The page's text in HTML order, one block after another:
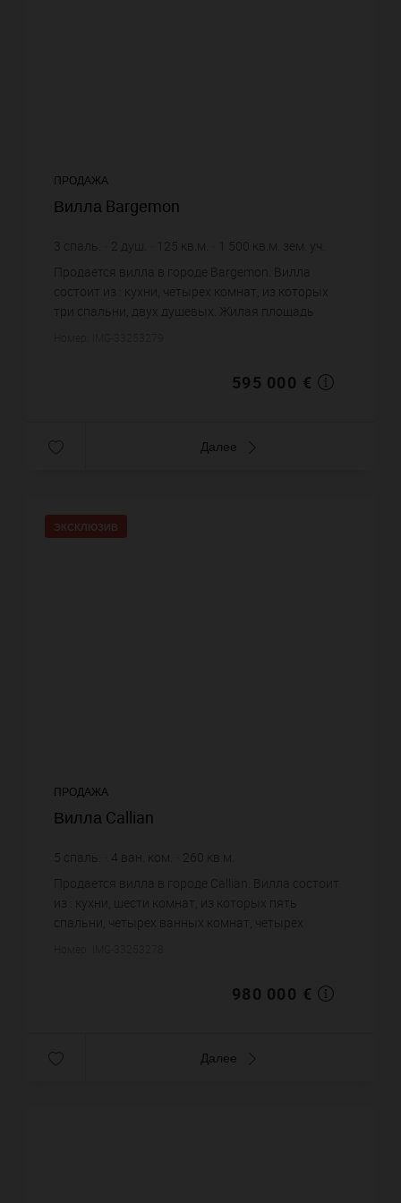
ПРОДАЖА
Вилла Bargemon
3 спаль. 2 душ. 125 кв.м. 1 500 кв.м. зем. уч.
Продается вилла в городе Bargemon. Вилла
состоит из : кухни, четырех комнат, из которых
три спальни, двух душевых. Жилая площадь
595 000 €
Далее
ЭКСКЛЮЗИВ
ПРОДАЖА
Вилла Callian
5 спаль. 4 ван. ком. 260 кв.м.
3 769,23 € цена за кв.м.
Продается вилла в городе Callian. Вилла состоит
из : кухни, шести комнат, из которых пять
спальни, четырех ванных комнат, четырех
980 000 €
Далее